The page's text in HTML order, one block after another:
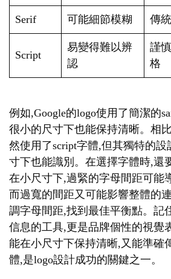
Serif 可能細節模糊 傳
Script
易變得難以辨
認
謹
格
例如,Google的logo使用了簡潔的
很小的尺寸下也能保持清晰。相
然使用了script字體,但其獨特的設
寸下也能識別。在選擇字體時,還
在小尺寸下,過緊的字母間距可能
而過寬的間距又可能影響整體的
調字母間距,找到最佳平衡點。記
信息的工具,更是品牌個性的視覺
能在小尺寸下保持清晰,又能準確
體,是logo設計成功的關鍵之一。